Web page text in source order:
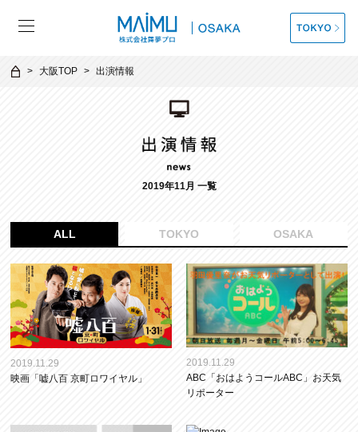
大阪TOP 出演情報
2019年11月 一覧
ALL TOKYO OSAKA
2019.11.29
映画「嘘八百 京町ロワイヤル」
2019.11.29
ABC「おはようコールABC」お天気
リポーター